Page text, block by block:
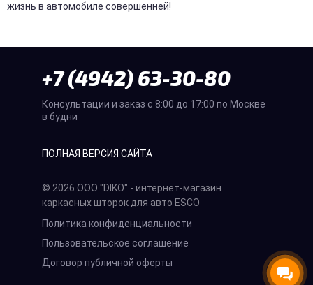
жизнь в автомобиле совершенней!
+7 (4942) 63-30-80
Консультации и заказ с 8:00 до 17:00 по Москве
в будни
ПОЛНАЯ ВЕРСИЯ САЙТА
© 2026 ООО "DIKO" - интернет-магазин
каркасных шторок для авто ESCO
Политика конфиденциальности
Пользовательское соглашение
Договор публичной оферты